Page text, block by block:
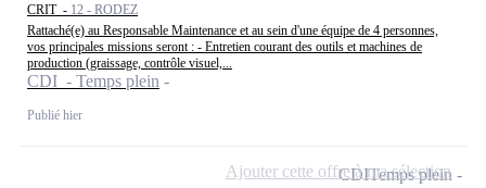
CRIT - 12 - RODEZ
Rattaché(e) au Responsable Maintenance et au sein d'une équipe de 4 personnes,
vos principales missions seront : - Entretien courant des outils et machines de
production (graissage, contrôle visuel,...
CDI - Temps plein
Publié hier
CDITemps plein
Ajouter cette offre à ma sélection